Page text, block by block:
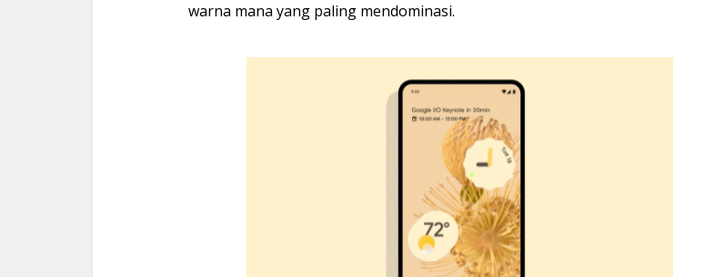
warna mana yang paling mendominasi.